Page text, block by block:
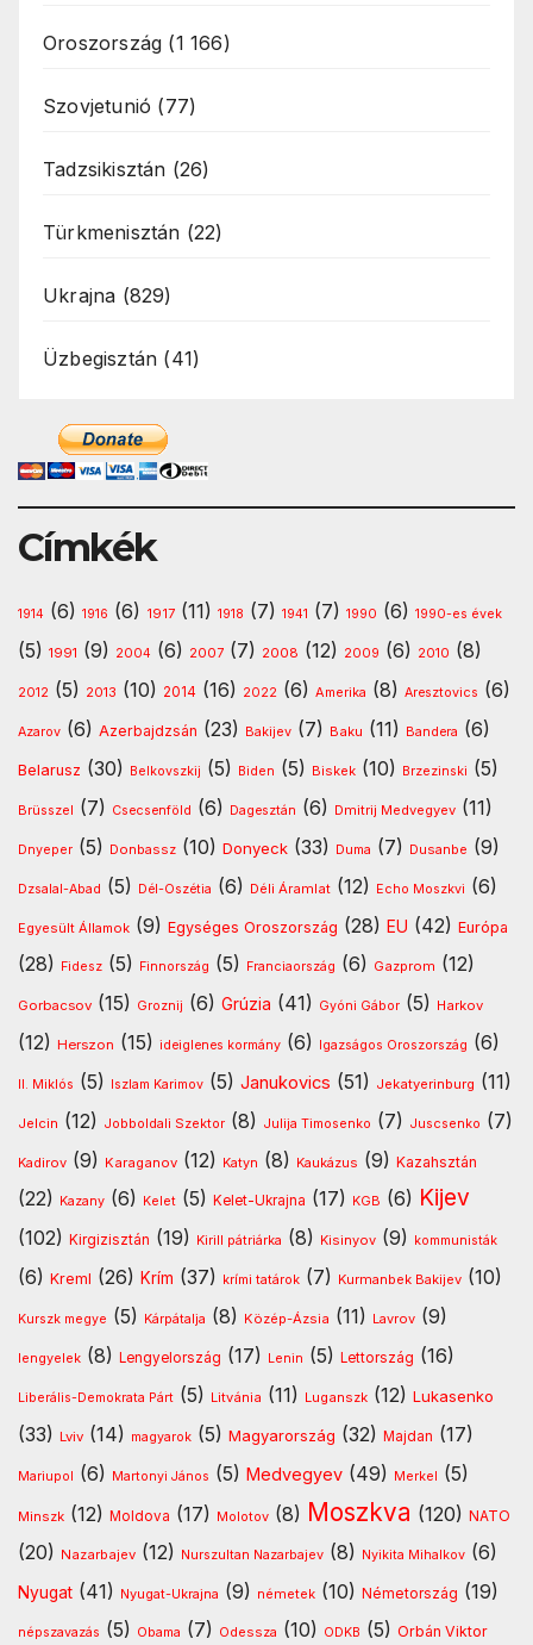
Oroszország (1 166)
Szovjetunió (77)
Tadzsikisztán (26)
Türkmenisztán (22)
Ukrajna (829)
Üzbegisztán (41)
Címkék
1914 (6) 1916 (6) 1917 (11) 1918 (7) 1941 (7) 1990 (6) 1990-es évek
(5) 1991 (9) 2004 (6) 2007 (7) 2008 (12) 2009 (6) 2010 (8)
2012 (5) 2013 (10) 2014 (16) 2022 (6) Amerika (8) Aresztovics (6)
Azarov (6) Azerbajdzsán (23) Bakijev (7) Baku (11) Bandera (6)
Belarusz (30) Belkovszkij (5) Biden (5) Biskek (10) Brzezinski (5)
Brüsszel (7) Csecsenföld (6) Dagesztán (6) Dmitrij Medvegyev (11)
Dnyeper (5) Donbassz (10) Donyeck (33) Duma (7) Dusanbe (9)
Dzsalal-Abad (5) Dél-Oszétia (6) Déli Áramlat (12) Echo Moszkvi (6)
Egyesült Államok (9) Egységes Oroszország (28) EU (42) Európa
(28) Fidesz (5) Finnország (5) Franciaország (6) Gazprom (12)
Gorbacsov (15) Groznij (6) Grúzia (41) Gyóni Gábor (5) Harkov
(12) Herszon (15) ideiglenes kormány (6) Igazságos Oroszország (6)
II. Miklós (5) Iszlam Karimov (5) Janukovics (51) Jekatyerinburg (11)
Jelcin (12) Jobboldali Szektor (8) Julija Timosenko (7) Juscsenko (7)
Kadirov (9) Karaganov (12) Katyn (8) Kaukázus (9) Kazahsztán
(22) Kazany (6) Kelet (5) Kelet-Ukrajna (17) KGB (6) Kijev
(102) Kirgizisztán (19) Kirill pátriárka (8) Kisinyov (9) kommunisták
(6) Kreml (26) Krím (37) krími tatárok (7) Kurmanbek Bakijev (10)
Kurszk megye (5) Kárpátalja (8) Közép-Ázsia (11) Lavrov (9)
lengyelek (8) Lengyelország (17) Lenin (5) Lettország (16)
Liberális-Demokrata Párt (5) Litvánia (11) Luganszk (12) Lukasenko
(33) Lviv (14) magyarok (5) Magyarország (32) Majdan (17)
Mariupol (6) Martonyi János (5) Medvegyev (49) Merkel (5)
Minszk (12) Moldova (17) Molotov (8) Moszkva (120) NATO
(20) Nazarbajev (12) Nurszultan Nazarbajev (8) Nyikita Mihalkov (6)
Nyugat (41) Nyugat-Ukrajna (9) németek (10) Németország (19)
népszavazás (5) Obama (7) Odessza (10) ODKB (5) Orbán Viktor